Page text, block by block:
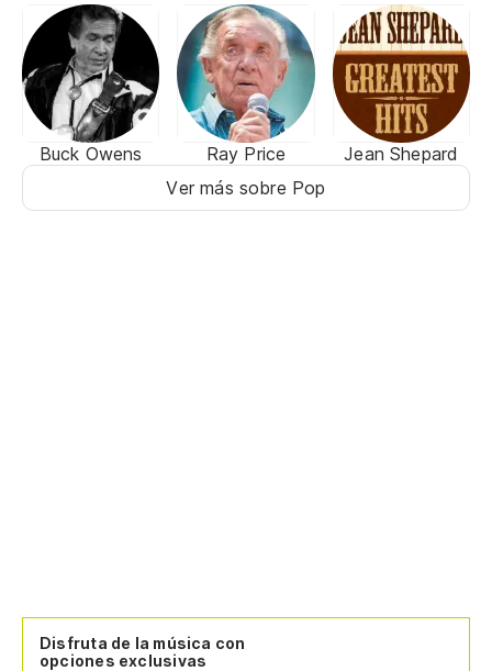
Buck Owens Ray Price
Jean Shepard
Ver más sobre Pop
Disfruta de la música con
opciones exclusivas